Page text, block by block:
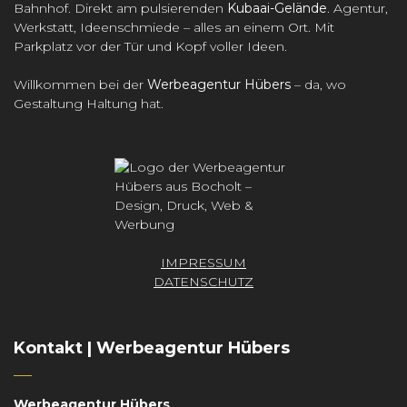
Bahnhof. Direkt am pulsierenden Kubaai-Gelände. Agentur,
Werkstatt, Ideenschmiede – alles an einem Ort. Mit
Parkplatz vor der Tür und Kopf voller Ideen.
Willkommen bei der Werbeagentur Hübers – da, wo
Gestaltung Haltung hat.
IMPRESSUM
DATENSCHUTZ
Kontakt | Werbeagentur Hübers